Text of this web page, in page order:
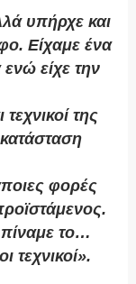
υπήρχε και
Είχαμε ένα
είχε την
της
φορές
το…
τεχνικοί».